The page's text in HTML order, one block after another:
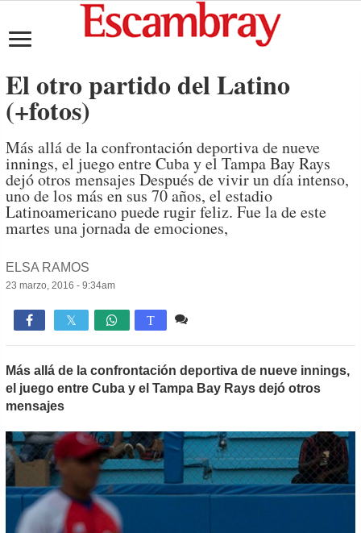
El otro partido del Latino
(+fotos)
Más allá de la confrontación deportiva de nueve
innings, el juego entre Cuba y el Tampa Bay Rays
dejó otros mensajes Después de vivir un día intenso,
uno de los más en sus 70 años, el estadio
Latinoamericano puede rugir feliz. Fue la de este
martes una jornada de emociones,
ELSA RAMOS
23 marzo, 2016 - 9:34am
 T
Más allá de la confrontación deportiva de nueve innings,
el juego entre Cuba y el Tampa Bay Rays dejó otros
mensajes